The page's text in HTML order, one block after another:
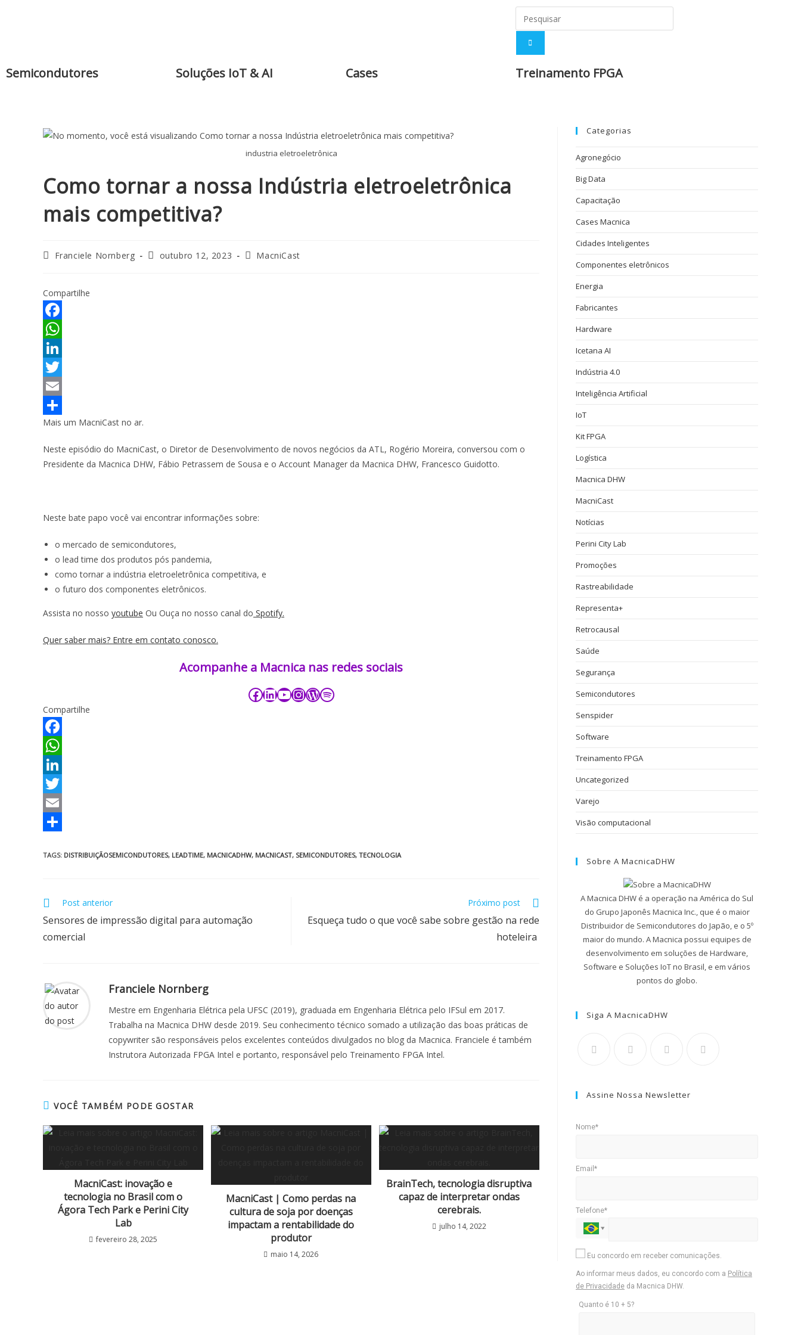
Semicondutores Soluções IoT & AI Cases Treinamento FPGA​
industria eletroeletrônica
Como tornar a nossa Indústria eletroeletrônica
mais competitiva?
Franciele Nornberg outubro 12, 2023 MacniCast
Compartilhe
F
a
c
e
b
o
k
W
h
a
s
p
L
n
k
d
T
w
i
t
E
m
i
S
a
Mais um MacniCast no ar.
Neste episódio do MacniCast, o Diretor de Desenvolvimento de novos negócios da ATL, Rogério Moreira, conversou com o
Presidente da Macnica DHW, Fábio Petrassem de Sousa e o Account Manager da Macnica DHW, Francesco Guidotto.
Neste bate papo você vai encontrar informações sobre:
o mercado de semicondutores,
o lead time dos produtos pós pandemia,
como tornar a indústria eletroeletrônica competitiva, e
o futuro dos componentes eletrônicos.
Assista no nosso youtube Ou Ouça no nosso canal do Spotify.
Quer saber mais? Entre em contato conosco.
Acompanhe a Macnica nas redes sociais​​​
Compartilhe
F
a
c
e
b
o
W
h
a
A
p
L
n
e
I
n
T
w
t
e
r
E
a
l
h
r
e
TAGS: DISTRIBUIÇÃOSEMICONDUTORES, LEADTIME, MACNICADHW, MACNICAST, SEMICONDUTORES, TECNOLOGIA
Post anterior
Sensores de impressão digital para automação
comercial
Próximo post
Esqueça tudo o que você sabe sobre gestão na rede
hoteleira
Franciele Nornberg
Mestre em Engenharia Elétrica pela UFSC (2019), graduada em Engenharia Elétrica pelo IFSul em 2017.
Trabalha na Macnica DHW desde 2019. Seu conhecimento técnico somado a utilização das boas práticas de
copywriter são responsáveis pelos excelentes conteúdos divulgados no blog da Macnica. Franciele é também
Instrutora Autorizada FPGA Intel e portanto, responsável pelo Treinamento FPGA Intel.
VOCÊ TAMBÉM PODE GOSTAR
MacniCast: inovação e
tecnologia no Brasil com o
Ágora Tech Park e Perini City
Lab
fevereiro 28, 2025
MacniCast | Como perdas na
cultura de soja por doenças
impactam a rentabilidade do
produtor
maio 14, 2026
BrainTech, tecnologia disruptiva
capaz de interpretar ondas
cerebrais.
julho 14, 2022
Categorias
Agronegócio
Big Data
Capacitação
Cases Macnica
Cidades Inteligentes
Componentes eletrônicos
Energia
Fabricantes
Hardware
Icetana AI
Indústria 4.0
Inteligência Artificial
IoT
Kit FPGA
Logística
Macnica DHW
MacniCast
Notícias
Perini City Lab
Promoções
Rastreabilidade
Representa+
Retrocausal
Saúde
Segurança
Semicondutores
Senspider
Software
Treinamento FPGA
Uncategorized
Varejo
Visão computacional
Sobre A MacnicaDHW
A Macnica DHW é a operação na América do Sul
do Grupo Japonês Macnica Inc., que é o maior
Distribuidor de Semicondutores do Japão, e o 5º
maior do mundo. A Macnica possui equipes de
desenvolvimento em soluções de Hardware,
Software e Soluções IoT no Brasil, e em vários
pontos do globo.
Siga A MacnicaDHW
Assine Nossa Newsletter
Nome*
Email*
Telefone*
Eu concordo em receber comunicações.
Ao informar meus dados, eu concordo com a Política
de Privacidade da Macnica DHW.
Quanto é 10 + 5?